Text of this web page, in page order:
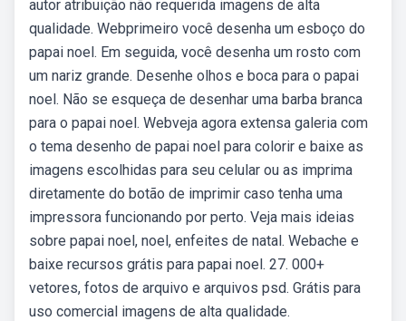
autor atribuição não requerida imagens de alta
qualidade. Webprimeiro você desenha um esboço do
papai noel. Em seguida, você desenha um rosto com
um nariz grande. Desenhe olhos e boca para o papai
noel. Não se esqueça de desenhar uma barba branca
para o papai noel. Webveja agora extensa galeria com
o tema desenho de papai noel para colorir e baixe as
imagens escolhidas para seu celular ou as imprima
diretamente do botão de imprimir caso tenha uma
impressora funcionando por perto. Veja mais ideias
sobre papai noel, noel, enfeites de natal. Webache e
baixe recursos grátis para papai noel. 27. 000+
vetores, fotos de arquivo e arquivos psd. Grátis para
uso comercial imagens de alta qualidade.